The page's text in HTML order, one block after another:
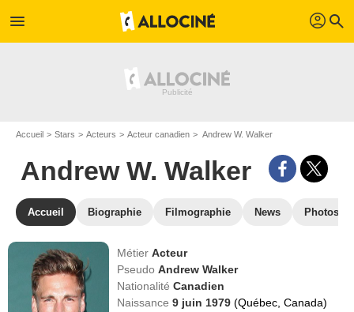
menu profil search
Accueil Stars Acteurs Acteur canadien Andrew W. Walker
Andrew W. Walker
Accueil Biographie Filmographie News Photos
MétierActeur
PseudoAndrew Walker
NationalitéCanadien
Naissance9 juin 1979(Québec, Canada)